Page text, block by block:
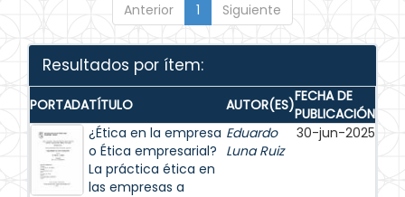
Anterior 1 Siguiente
Resultados por ítem:
PORTADATÍTULO AUTOR(ES)FECHA DE
PUBLICACIÓN
¿Ética en la empresa
o Ética empresarial?
La práctica ética en
las empresas a
Eduardo
Luna Ruiz
30-jun-2025